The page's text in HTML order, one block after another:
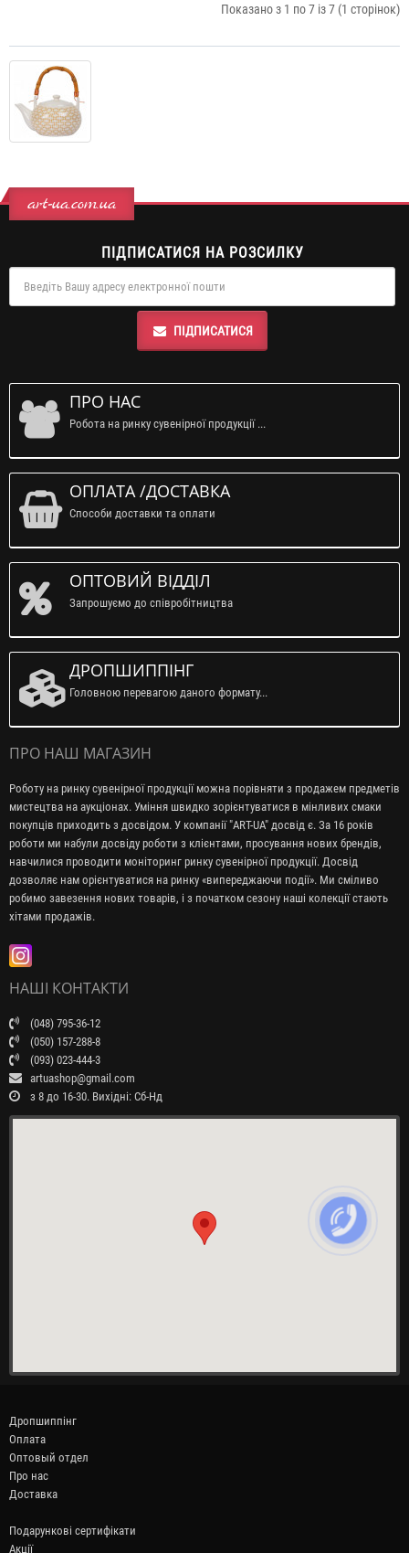
Показано з 1 по 7 із 7 (1 сторінок)
art-ua.com.ua
ПІДПИСАТИСЯ НА РОЗСИЛКУ
ПІДПИСАТИСЯ
ПРО НАС
Робота на ринку сувенірної продукції ...
ОПЛАТА /ДОСТАВКА
Способи доставки та оплати
ОПТОВИЙ ВІДДІЛ
Запрошуємо до співробітництва
ДРОПШИППІНГ
Головною перевагою даного формату...
ПРО НАШ МАГАЗИН
Роботу на ринку сувенірної продукції можна порівняти з продажем предметів
мистецтва на аукціонах. Уміння швидко зорієнтуватися в мінливих смаки
покупців приходить з досвідом. У компанії "ART-UA" досвід є. За 16 років
роботи ми набули досвіду роботи з клієнтами, просування нових брендів,
навчилися проводити моніторинг ринку сувенірної продукції. Досвід
дозволяє нам орієнтуватися на ринку «випереджаючи події». Ми сміливо
робимо завезення нових товарів, і з початком сезону наші колекції стають
хітами продажів.
НАШІ КОНТАКТИ
(048) 795-36-12
(050) 157-288-8
(093) 023-444-3
artuashop@gmail.com
з 8 до 16-30. Вихідні: Сб-Нд
Дропшиппінг
Оплата
Оптовый отдел
Про нас
Доставка
Подарункові сертифікати
Акції